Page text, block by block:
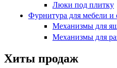
Люки под плитку
Фурнитура для мебели и
Механизмы для
Механизмы для
Хиты продаж